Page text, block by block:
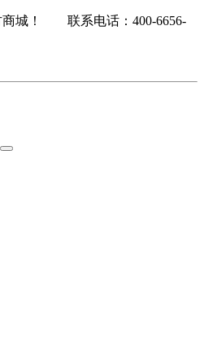
商城！ 联系电话：400-6656-